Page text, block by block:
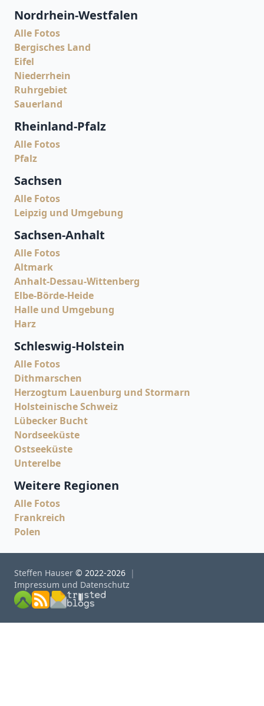
Nordrhein-Westfalen
Alle Fotos
Bergisches Land
Eifel
Niederrhein
Ruhrgebiet
Sauerland
Rheinland-Pfalz
Alle Fotos
Pfalz
Sachsen
Alle Fotos
Leipzig und Umgebung
Sachsen-Anhalt
Alle Fotos
Altmark
Anhalt-Dessau-Wittenberg
Elbe-Börde-Heide
Halle und Umgebung
Harz
Schleswig-Holstein
Alle Fotos
Dithmarschen
Herzogtum Lauenburg und Stormarn
Holsteinische Schweiz
Lübecker Bucht
Nordseeküste
Ostseeküste
Unterelbe
Weitere Regionen
Alle Fotos
Frankreich
Polen
Steffen Hauser © 2022-2026
Impressum und Datenschutz